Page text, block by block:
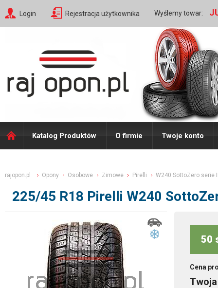
Login Rejestracja użytkownika Wyślemy towar:
Katalog Produktów O firmie Twoje konto
rajopon.pl Opony Osobowe Zimowe Pirelli W240 SottoZero serie
225/45 R18 Pirelli W240
50
Cena